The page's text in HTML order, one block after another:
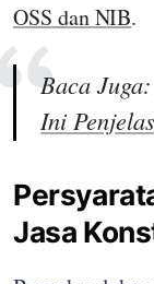
OSS dan NIB.
Baca Juga:
Ini
Jasa